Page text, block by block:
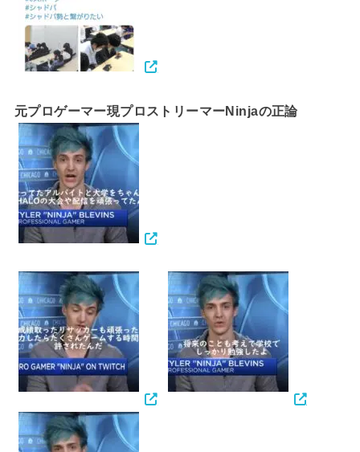
元プロゲーマー現プロストリーマーNinjaの正論